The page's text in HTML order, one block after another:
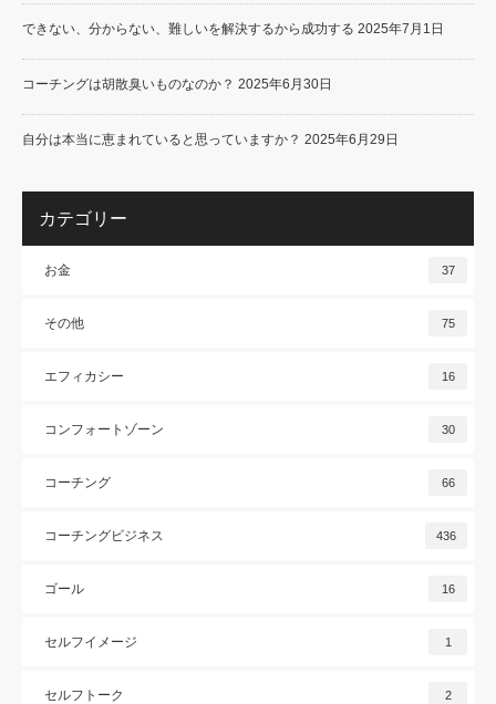
できない、分からない、難しいを解決するから成功する 2025年7月1日
コーチングは胡散臭いものなのか？ 2025年6月30日
自分は本当に恵まれていると思っていますか？ 2025年6月29日
カテゴリー
お金 37
その他 75
エフィカシー 16
コンフォートゾーン 30
コーチング 66
コーチングビジネス 436
ゴール 16
セルフイメージ 1
セルフトーク 2